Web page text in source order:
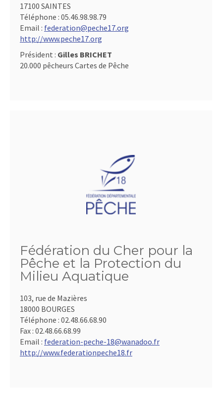
17100 SAINTES
Téléphone : 05.46.98.98.79
Email : federation@peche17.org
http://www.peche17.org
Président : Gilles BRICHET
20.000 pêcheurs Cartes de Pêche
Fédération du Cher pour la
Pêche et la Protection du
Milieu Aquatique
103, rue de Mazières
18000 BOURGES
Téléphone : 02.48.66.68.90
Fax : 02.48.66.68.99
Email : federation-peche-18@wanadoo.fr
http://www.federationpeche18.fr